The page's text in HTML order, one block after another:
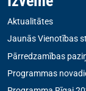
Aktualitātes
Jaunās Vienotības
Pārredzamības
Programmas